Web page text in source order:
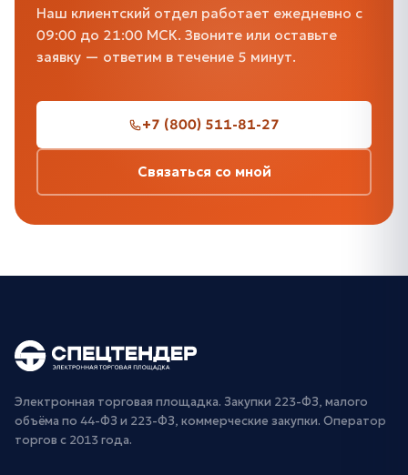
Наш клиентский отдел работает ежедневно с
09:00 до 21:00 МСК. Звоните или оставьте
заявку — ответим в течение 5 минут.
+7 (800) 511-81-27
Связаться со мной
Электронная торговая площадка. Закупки 223-ФЗ, малого
объёма по 44-ФЗ и 223-ФЗ, коммерческие закупки. Оператор
торгов с 2013 года.